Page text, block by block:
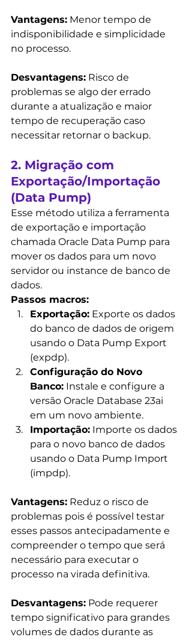
Vantagens: Menor tempo de
indisponibilidade e simplicidade
no processo.
Desvantagens: Risco de
problemas se algo der errado
durante a atualização e maior
tempo de recuperação caso
necessitar retornar o backup.
2. Migração com
Exportação/Importação
(Data Pump)
Esse método utiliza a ferramenta
de exportação e importação
chamada Oracle Data Pump para
mover os dados para um novo
servidor ou instance de banco de
dados.
Passos macros:
Exportação: Exporte os dados
do banco de dados de origem
usando o Data Pump Export
(expdp).
Configuração do Novo
Banco: Instale e configure a
versão Oracle Database 23ai
em um novo ambiente.
Importação: Importe os dados
para o novo banco de dados
usando o Data Pump Import
(impdp).
Vantagens: Reduz o risco de
problemas pois é possível testar
esses passos antecipadamente e
compreender o tempo que será
necessário para executar o
processo na virada definitiva.
Desvantagens: Pode requerer
tempo significativo para grandes
volumes de dados durante as